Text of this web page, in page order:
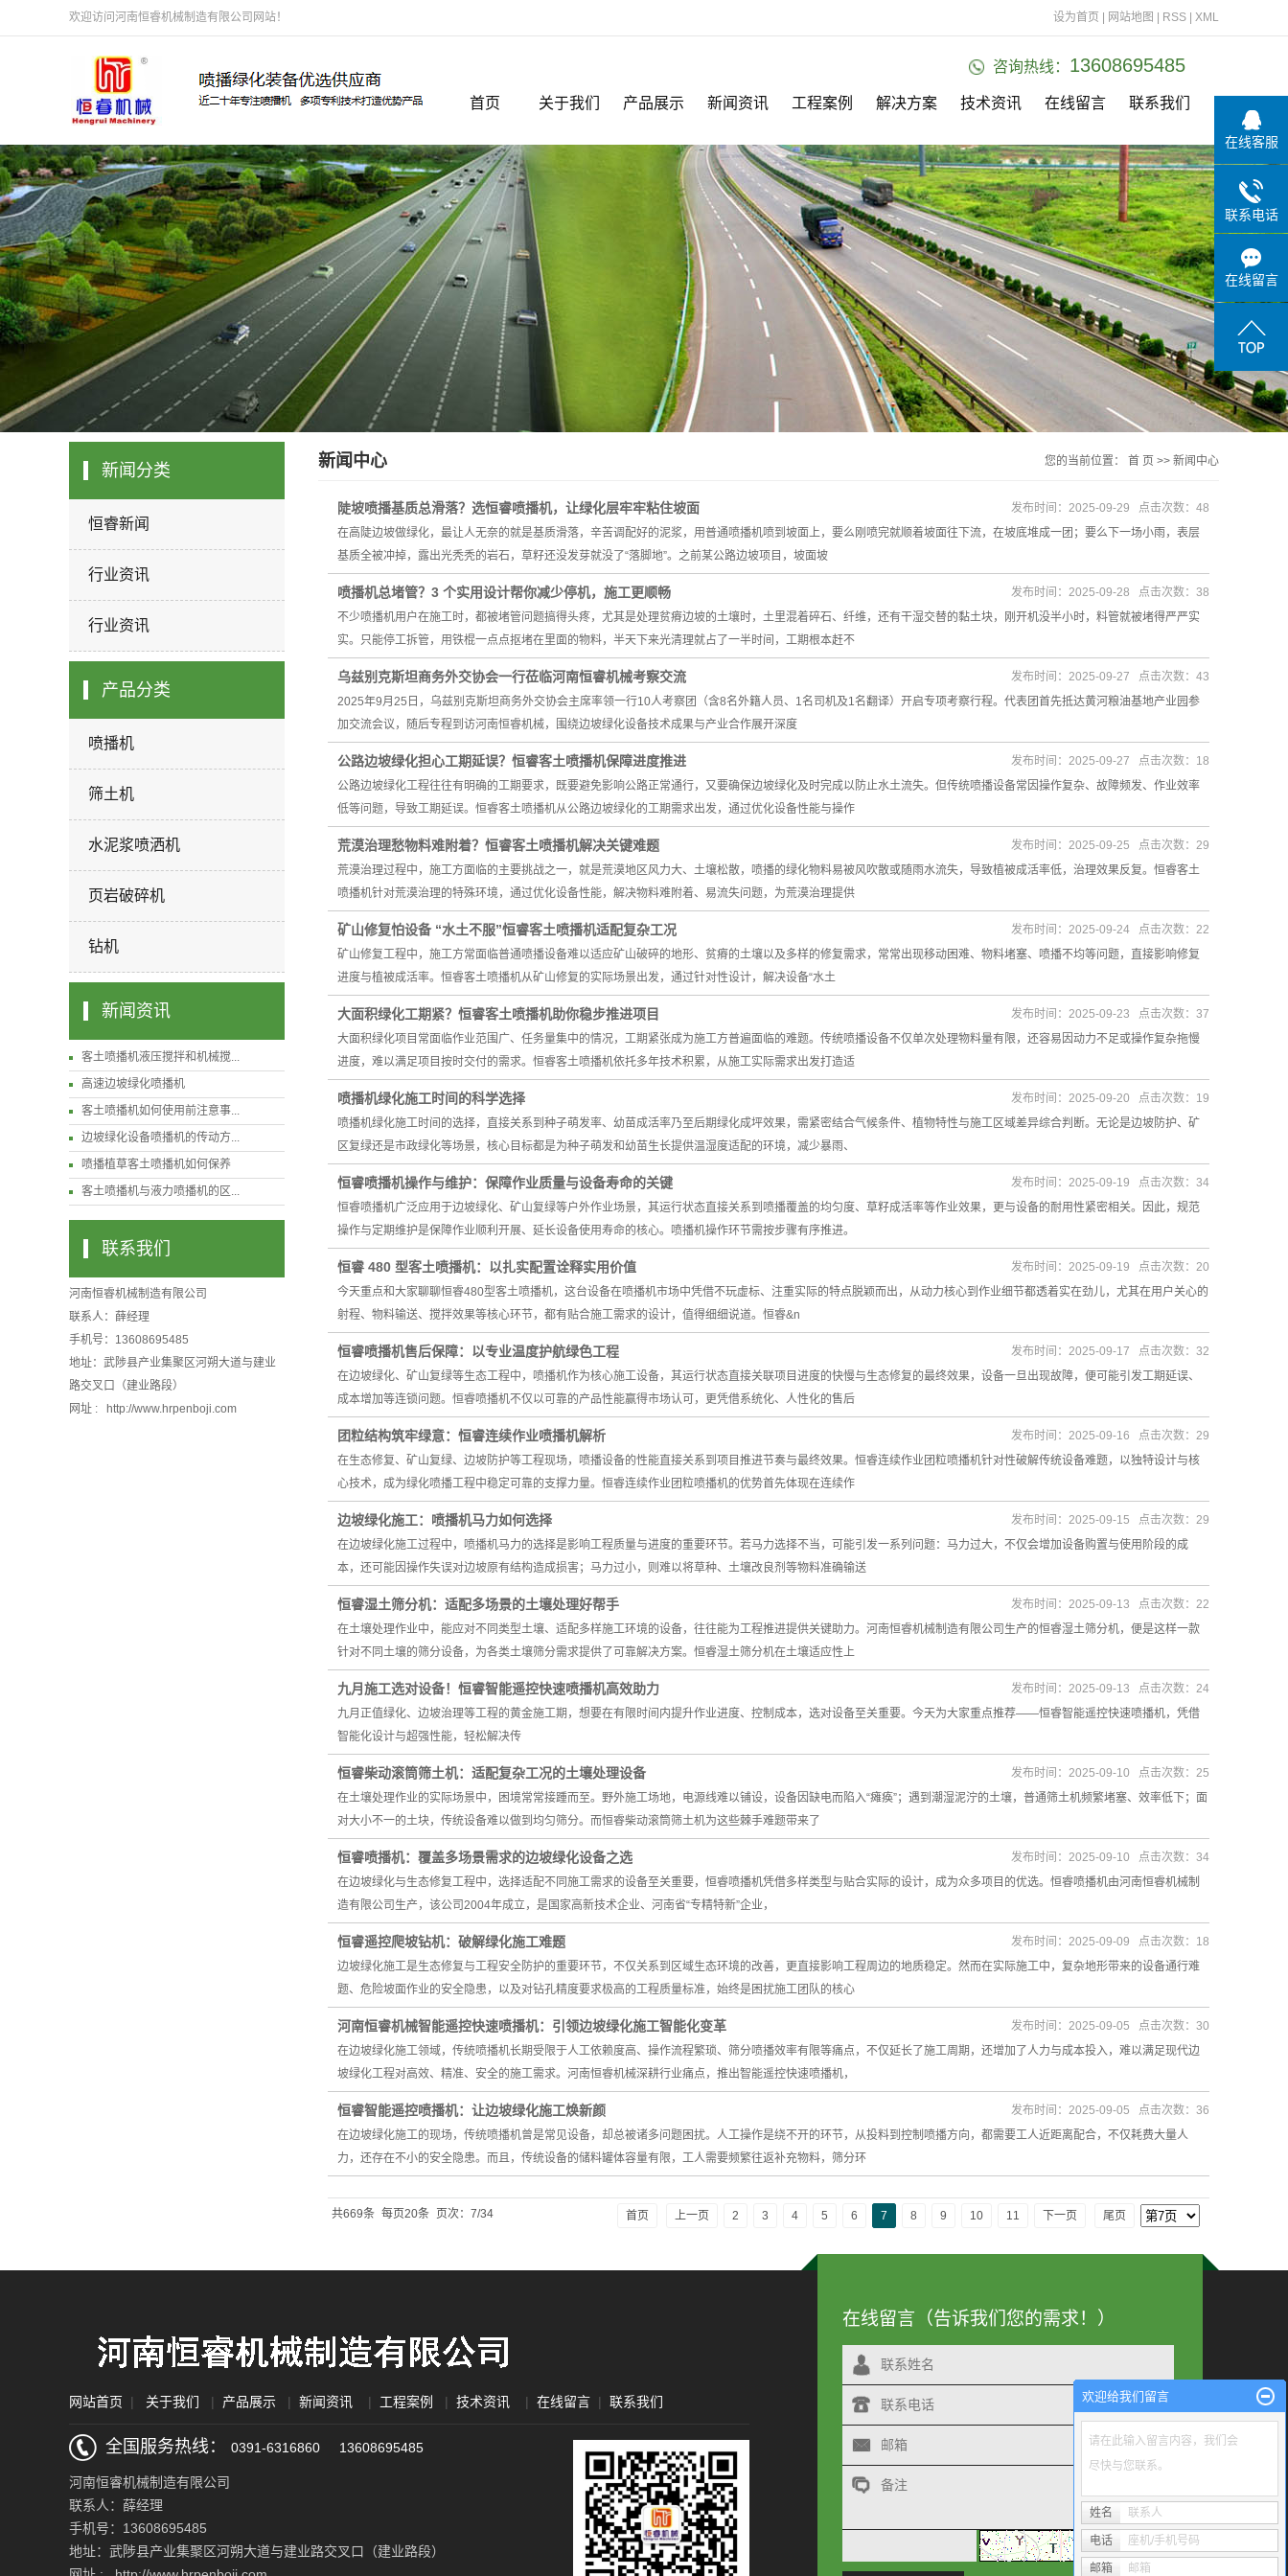
欢迎访问河南恒睿机械制造有限公司网站！ 设为首页 网站地图 RSS XML
咨询热线： 13608695485
首页 关于我们 产品展示 新闻资讯 工程案例 解决方案 技术资讯 在线留言 联系我们
新闻分类
恒睿新闻
行业资讯
行业资讯
产品分类
喷播机
筛土机
水泥浆喷洒机
页岩破碎机
钻机
新闻资讯
客土喷播机液压搅拌和机械搅...
高速边坡绿化喷播机
客土喷播机如何使用前注意事...
边坡绿化设备喷播机的传动方...
喷播植草客土喷播机如何保养
客土喷播机与液力喷播机的区...
联系我们
河南恒睿机械制造有限公司
联系人：薛经理
手机号：13608695485
地址：武陟县产业集聚区河朔大道与建业
路交叉口（建业路段）
网址 : http://www.hrpenboji.com
新闻中心 您的当前位置： 首 页 >> 新闻中心
陡坡喷播基质总滑落？选恒睿喷播机，让绿化层牢牢粘住坡面
在高陡边坡做绿化，最让人无奈的就是基质滑落，辛苦调配好的泥浆，用普通喷播机喷到坡面上，要么刚喷完就顺着坡面往下流，在坡底堆成一团；要么下一场小雨，表层
基质全被冲掉，露出光秃秃的岩石，草籽还没发芽就没了“落脚地”。之前某公路边坡项目，坡面坡
发布时间：2025-09-29 点击次数：48
喷播机总堵管？3 个实用设计帮你减少停机，施工更顺畅
不少喷播机用户在施工时，都被堵管问题搞得头疼，尤其是处理贫瘠边坡的土壤时，土里混着碎石、纤维，还有干湿交替的黏土块，刚开机没半小时，料管就被堵得严严实
实。只能停工拆管，用铁棍一点点抠堵在里面的物料，半天下来光清理就占了一半时间，工期根本赶不
发布时间：2025-09-28 点击次数：38
乌兹别克斯坦商务外交协会一行莅临河南恒睿机械考察交流
2025年9月25日，乌兹别克斯坦商务外交协会主席率领一行10人考察团（含8名外籍人员、1名司机及1名翻译）开启专项考察行程。代表团首先抵达黄河粮油基地产业园参
加交流会议，随后专程到访河南恒睿机械，围绕边坡绿化设备技术成果与产业合作展开深度
发布时间：2025-09-27 点击次数：43
公路边坡绿化担心工期延误？恒睿客土喷播机保障进度推进
公路边坡绿化工程往往有明确的工期要求，既要避免影响公路正常通行，又要确保边坡绿化及时完成以防止水土流失。但传统喷播设备常因操作复杂、故障频发、作业效率
低等问题，导致工期延误。恒睿客土喷播机从公路边坡绿化的工期需求出发，通过优化设备性能与操作
发布时间：2025-09-27 点击次数：18
荒漠治理愁物料难附着？恒睿客土喷播机解决关键难题
荒漠治理过程中，施工方面临的主要挑战之一，就是荒漠地区风力大、土壤松散，喷播的绿化物料易被风吹散或随雨水流失，导致植被成活率低，治理效果反复。恒睿客土
喷播机针对荒漠治理的特殊环境，通过优化设备性能，解决物料难附着、易流失问题，为荒漠治理提供
发布时间：2025-09-25 点击次数：29
矿山修复怕设备 “水土不服”恒睿客土喷播机适配复杂工况
矿山修复工程中，施工方常面临普通喷播设备难以适应矿山破碎的地形、贫瘠的土壤以及多样的修复需求，常常出现移动困难、物料堵塞、喷播不均等问题，直接影响修复
进度与植被成活率。恒睿客土喷播机从矿山修复的实际场景出发，通过针对性设计，解决设备“水土
发布时间：2025-09-24 点击次数：22
大面积绿化工期紧？恒睿客土喷播机助你稳步推进项目
大面积绿化项目常面临作业范围广、任务量集中的情况，工期紧张成为施工方普遍面临的难题。传统喷播设备不仅单次处理物料量有限，还容易因动力不足或操作复杂拖慢
进度，难以满足项目按时交付的需求。恒睿客土喷播机依托多年技术积累，从施工实际需求出发打造适
发布时间：2025-09-23 点击次数：37
喷播机绿化施工时间的科学选择
喷播机绿化施工时间的选择，直接关系到种子萌发率、幼苗成活率乃至后期绿化成坪效果，需紧密结合气候条件、植物特性与施工区域差异综合判断。无论是边坡防护、矿
区复绿还是市政绿化等场景，核心目标都是为种子萌发和幼苗生长提供温湿度适配的环境，减少暴雨、
发布时间：2025-09-20 点击次数：19
恒睿喷播机操作与维护：保障作业质量与设备寿命的关键
恒睿喷播机广泛应用于边坡绿化、矿山复绿等户外作业场景，其运行状态直接关系到喷播覆盖的均匀度、草籽成活率等作业效果，更与设备的耐用性紧密相关。因此，规范
操作与定期维护是保障作业顺利开展、延长设备使用寿命的核心。喷播机操作环节需按步骤有序推进。
发布时间：2025-09-19 点击次数：34
恒睿 480 型客土喷播机：以扎实配置诠释实用价值
今天重点和大家聊聊恒睿480型客土喷播机，这台设备在喷播机市场中凭借不玩虚标、注重实际的特点脱颖而出，从动力核心到作业细节都透着实在劲儿，尤其在用户关心的
射程、物料输送、搅拌效果等核心环节，都有贴合施工需求的设计，值得细细说道。恒睿&n
发布时间：2025-09-19 点击次数：20
恒睿喷播机售后保障：以专业温度护航绿色工程
在边坡绿化、矿山复绿等生态工程中，喷播机作为核心施工设备，其运行状态直接关联项目进度的快慢与生态修复的最终效果，设备一旦出现故障，便可能引发工期延误、
成本增加等连锁问题。恒睿喷播机不仅以可靠的产品性能赢得市场认可，更凭借系统化、人性化的售后
发布时间：2025-09-17 点击次数：32
团粒结构筑牢绿意：恒睿连续作业喷播机解析
在生态修复、矿山复绿、边坡防护等工程现场，喷播设备的性能直接关系到项目推进节奏与最终效果。恒睿连续作业团粒喷播机针对性破解传统设备难题，以独特设计与核
心技术，成为绿化喷播工程中稳定可靠的支撑力量。恒睿连续作业团粒喷播机的优势首先体现在连续作
发布时间：2025-09-16 点击次数：29
边坡绿化施工：喷播机马力如何选择
在边坡绿化施工过程中，喷播机马力的选择是影响工程质量与进度的重要环节。若马力选择不当，可能引发一系列问题：马力过大，不仅会增加设备购置与使用阶段的成
本，还可能因操作失误对边坡原有结构造成损害；马力过小，则难以将草种、土壤改良剂等物料准确输送
发布时间：2025-09-15 点击次数：29
恒睿湿土筛分机：适配多场景的土壤处理好帮手
在土壤处理作业中，能应对不同类型土壤、适配多样施工环境的设备，往往能为工程推进提供关键助力。河南恒睿机械制造有限公司生产的恒睿湿土筛分机，便是这样一款
针对不同土壤的筛分设备，为各类土壤筛分需求提供了可靠解决方案。恒睿湿土筛分机在土壤适应性上
发布时间：2025-09-13 点击次数：22
九月施工选对设备！恒睿智能遥控快速喷播机高效助力
九月正值绿化、边坡治理等工程的黄金施工期，想要在有限时间内提升作业进度、控制成本，选对设备至关重要。今天为大家重点推荐——恒睿智能遥控快速喷播机，凭借
智能化设计与超强性能，轻松解决传
发布时间：2025-09-13 点击次数：24
恒睿柴动滚筒筛土机：适配复杂工况的土壤处理设备
在土壤处理作业的实际场景中，困境常常接踵而至。野外施工场地，电源线难以铺设，设备因缺电而陷入“瘫痪”；遇到潮湿泥泞的土壤，普通筛土机频繁堵塞、效率低下；面
对大小不一的土块，传统设备难以做到均匀筛分。而恒睿柴动滚筒筛土机为这些棘手难题带来了
发布时间：2025-09-10 点击次数：25
恒睿喷播机：覆盖多场景需求的边坡绿化设备之选
在边坡绿化与生态修复工程中，选择适配不同施工需求的设备至关重要，恒睿喷播机凭借多样类型与贴合实际的设计，成为众多项目的优选。恒睿喷播机由河南恒睿机械制
造有限公司生产，该公司2004年成立，是国家高新技术企业、河南省“专精特新”企业，
发布时间：2025-09-10 点击次数：34
恒睿遥控爬坡钻机：破解绿化施工难题
边坡绿化施工是生态修复与工程安全防护的重要环节，不仅关系到区域生态环境的改善，更直接影响工程周边的地质稳定。然而在实际施工中，复杂地形带来的设备通行难
题、危险坡面作业的安全隐患，以及对钻孔精度要求极高的工程质量标准，始终是困扰施工团队的核心
发布时间：2025-09-09 点击次数：18
河南恒睿机械智能遥控快速喷播机：引领边坡绿化施工智能化变革
在边坡绿化施工领域，传统喷播机长期受限于人工依赖度高、操作流程繁琐、筛分喷播效率有限等痛点，不仅延长了施工周期，还增加了人力与成本投入，难以满足现代边
坡绿化工程对高效、精准、安全的施工需求。河南恒睿机械深耕行业痛点，推出智能遥控快速喷播机，
发布时间：2025-09-05 点击次数：30
恒睿智能遥控喷播机：让边坡绿化施工焕新颜
在边坡绿化施工的现场，传统喷播机曾是常见设备，却总被诸多问题困扰。人工操作是绕不开的环节，从投料到控制喷播方向，都需要工人近距离配合，不仅耗费大量人
力，还存在不小的安全隐患。而且，传统设备的储料罐体容量有限，工人需要频繁往返补充物料，筛分环
发布时间：2025-09-05 点击次数：36
共669条 每页20条 页次：7/34 首页 上一页 2 3 4 5 6 7 8 9 10 11 下一页 尾页
网站首页 | 关于我们 | 产品展示 | 新闻资讯 | 工程案例 | 技术资讯 | 在线留言 | 联系我们
全国服务热线： 0391-6316860 13608695485
河南恒睿机械制造有限公司
联系人：薛经理
手机号：13608695485
地址：武陟县产业集聚区河朔大道与建业路交叉口（建业路段）
在线留言 （告诉我们您的需求！）
联系姓名
联系电话
邮箱
备注
换一张
在线客服
联系电话
在线留言
欢迎给我们留言
请在此输入留言内容，我们会
尽快与您联系。
姓名 联系人
电话 座机/手机号码
邮箱 邮箱